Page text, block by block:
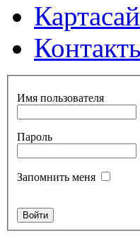
Карта
Имя пользователя
Пароль
Запомнить меня